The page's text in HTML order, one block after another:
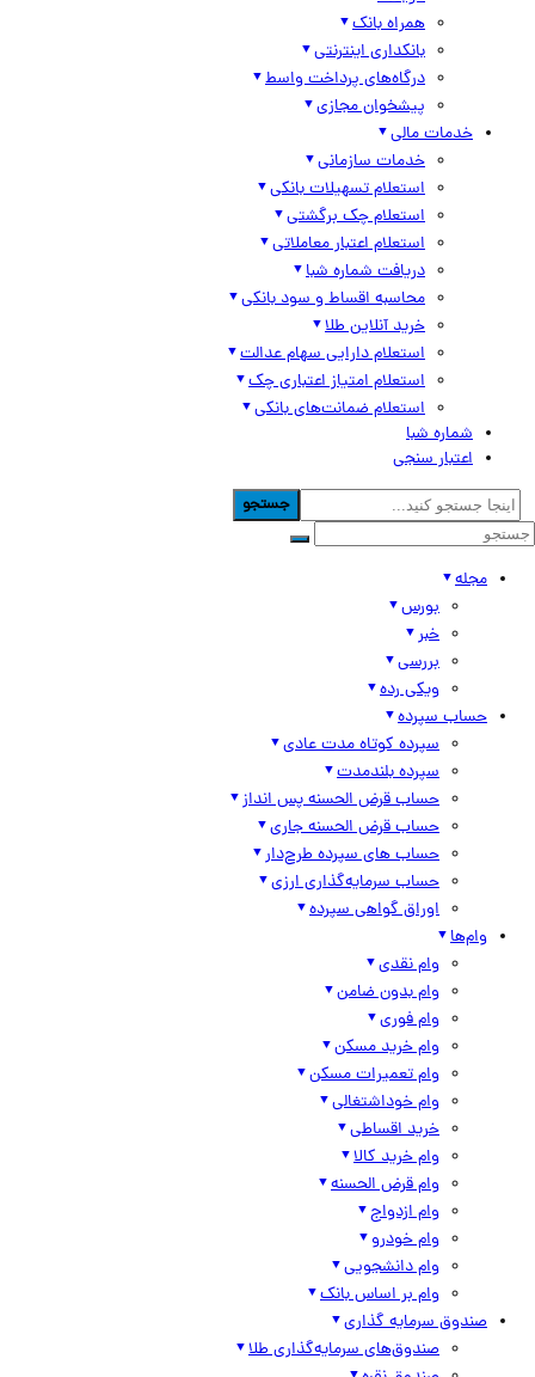
همراه بانک
بانکداری اینترنتی
درگاه‌های پرداخت واسط
پیشخوان مجازی
خدمات مالی
خدمات سازمانی
استعلام تسهیلات بانکی
استعلام چک برگشتی
استعلام اعتبار معاملاتی
دریافت شماره شبا
محاسبه اقساط و سود بانکی
خرید آنلاین طلا
استعلام دارایی سهام عدالت
استعلام امتیاز اعتباری چک
استعلام ضمانت‌های بانکی
شماره شبا
اعتبار سنجی
جستجو
مجله
بورس
خبر
بررسی
ویکی رده
حساب سپرده
سپرده کوتاه مدت عادی
سپرده بلندمدت
حساب قرض الحسنه پس انداز
حساب قرض الحسنه جاری
حساب های سپرده طرح‌دار
حساب سرمایه‌گذاری ارزی
اوراق گواهی سپرده
وام‌ها
وام نقدی
وام بدون ضامن
وام فوری
وام خرید مسکن
وام تعمیرات مسکن
وام خوداشتغالی
خرید اقساطی
وام خرید کالا
وام قرض الحسنه
وام ازدواج
وام خودرو
وام دانشجویی
وام بر اساس بانک
صندوق سرمایه گذاری
صندوق‌های سرمایه‌گذاری طلا